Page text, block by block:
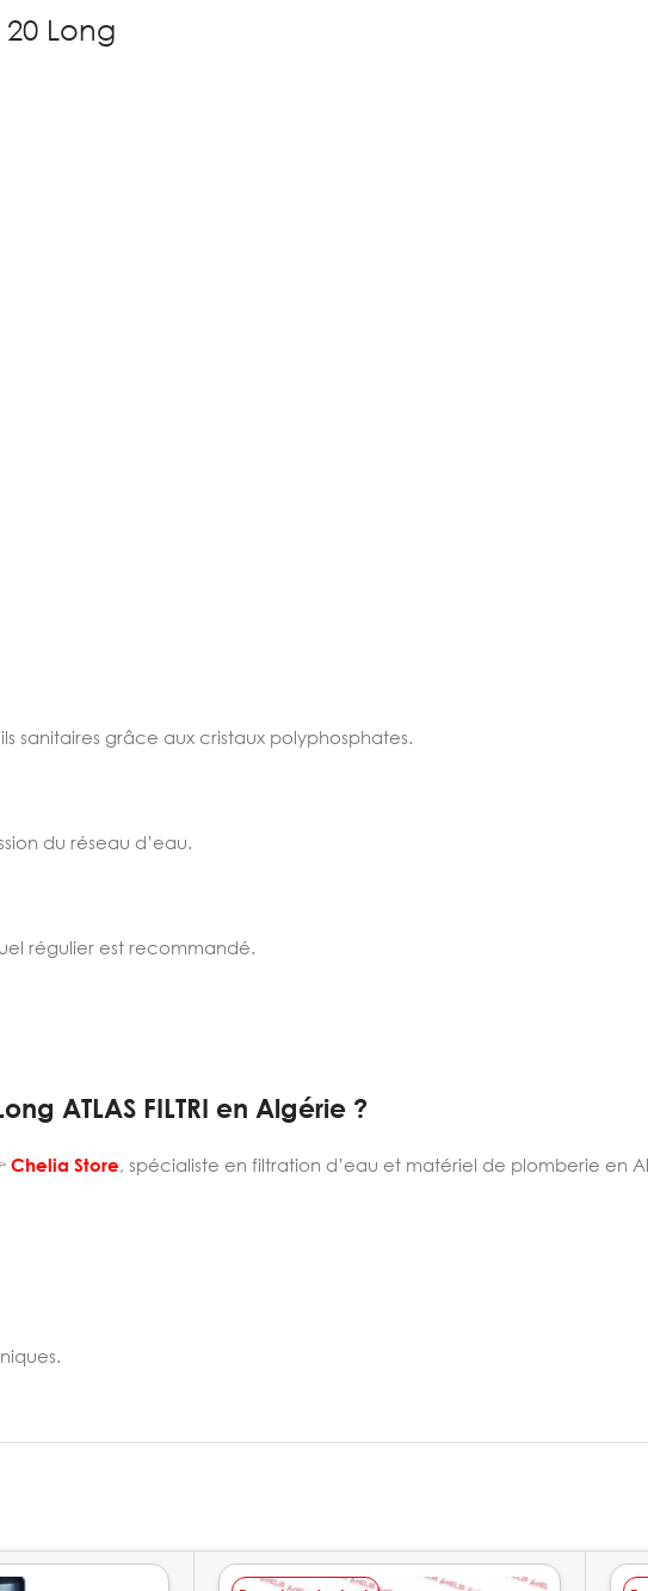
Long
sanitaires grâce aux cristaux polyphosphates.
du réseau d’eau.
régulier est recommandé.
ATLAS FILTRI en Algérie ?
Chelia Store, spécialiste en filtration d’eau et matériel de plomberie en